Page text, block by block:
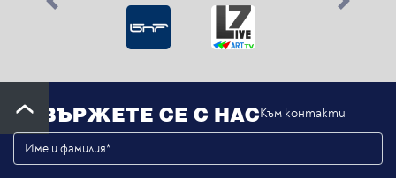
Previous Next
СВЪРЖЕТЕ СЕ С НАСКъм контакти